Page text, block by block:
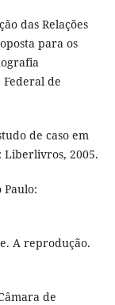
das Relações
para os
Federal de
de caso em
Liberlivros, 2005.
Paulo:
A reprodução.
de